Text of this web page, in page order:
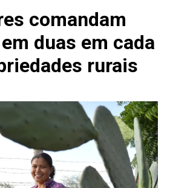
comandam
duas em cada
rurais